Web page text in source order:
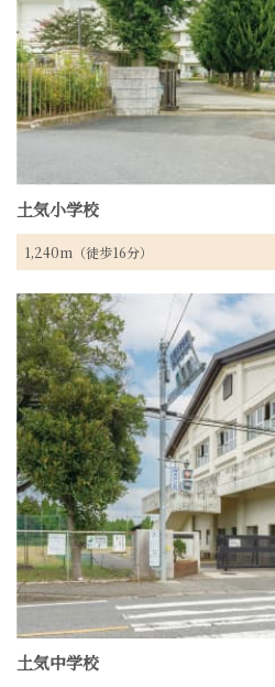
土気小学校
1,240m（徒歩16分）
土気中学校